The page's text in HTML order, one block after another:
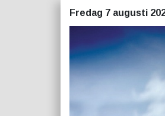
Fredag 7 augusti